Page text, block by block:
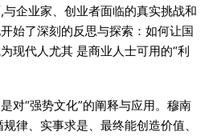
企业家、创业者面临的真实挑战和
始了深刻的反思与探索：如何让国
现代人尤其 是商业人士可用的“利
对“强势文化”的阐释与应用。穆南
律、实事求是、最终能创造价值、